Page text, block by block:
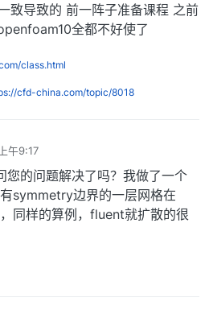
致导致的 前一阵子准备课程 之前
全都不好使了
class.html
cfd-china.com/topic/8018
午9:17
您的问题解决了吗？我做了一个
symmetry边界的一层网格在
同样的算例，fluent就扩散的很